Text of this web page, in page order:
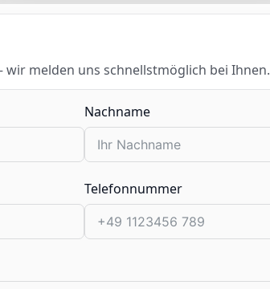
wir melden uns schnellstmöglich bei Ihnen.
Nachname
Telefonnummer